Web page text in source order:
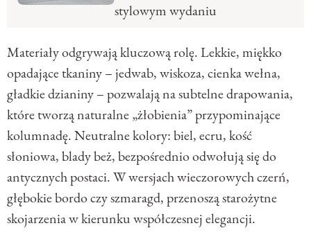
stylowym wydaniu
Materiały odgrywają kluczową rolę. Lekkie, miękko
opadające tkaniny – jedwab, wiskoza, cienka wełna,
gładkie dzianiny – pozwalają na subtelne drapowania,
które tworzą naturalne „żłobienia” przypominające
kolumnadę. Neutralne kolory: biel, ecru, kość
słoniowa, blady beż, bezpośrednio odwołują się do
antycznych postaci. W wersjach wieczorowych czerń,
głębokie bordo czy szmaragd, przenoszą starożytne
skojarzenia w kierunku współczesnej elegancji.